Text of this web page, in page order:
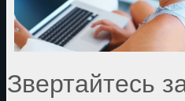
Звертайтесь